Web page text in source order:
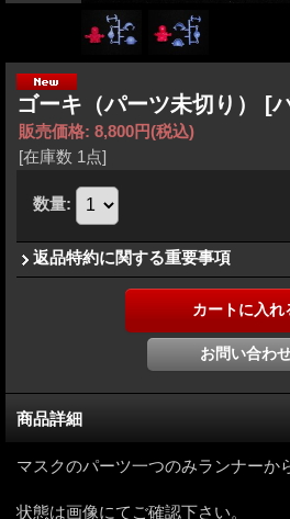
ゴーキ（パーツ未切り） [
販売価格: 8,800円(税込)
[在庫数 1点]
数量:
返品特約に関する重要事項
商品詳細
マスクのパーツ一つのみランナーか
状態は画像にてご確認下さい。